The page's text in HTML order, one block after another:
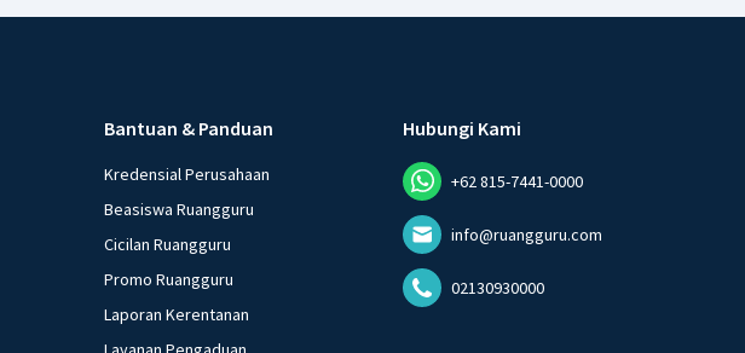
Bantuan & Panduan
Kredensial Perusahaan
Beasiswa Ruangguru
Cicilan Ruangguru
Promo Ruangguru
Laporan Kerentanan
Hubungi Kami
+62 815-7441-0000
info@ruangguru.com
02130930000